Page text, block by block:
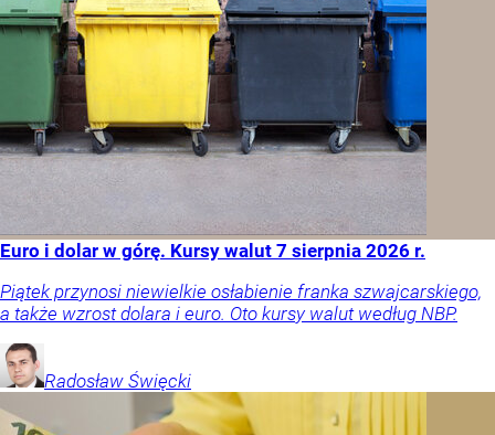
Euro i dolar w górę. Kursy walut 7 sierpnia 2026 r.
Piątek przynosi niewielkie osłabienie franka szwajcarskiego,
a także wzrost dolara i euro. Oto kursy walut według NBP.
Radosław Święcki